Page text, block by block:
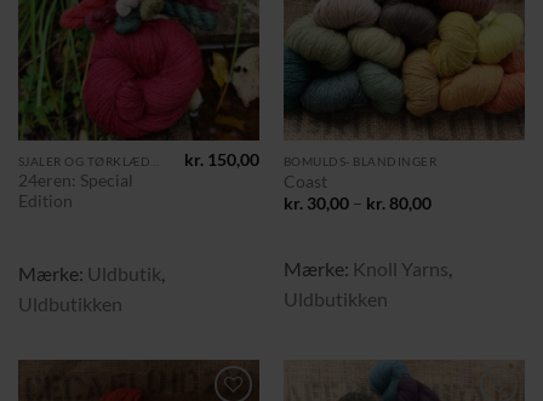
24eren: Special
Edition
kr. 150,00
Mærke: Uldbutik
Uldbutikken
BOMULDS- BLANDINGER
Coast
kr.30,00 – kr.80,00Prisinterval:
Mærke: Knoll Yarns,
Uldbutikken